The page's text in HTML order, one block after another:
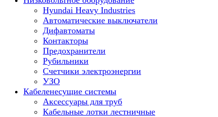
Hyundai Heavy Industries
Автоматические выключатели
Дифавтоматы
Контакторы
Предохранители
Рубильники
Счетчики электроэнергии
УЗО
Кабеленесущие системы
Аксессуары для труб
Кабельные лотки лестничные